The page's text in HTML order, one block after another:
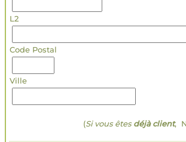
L2
Code Postal
Ville
(Si vous êtesdéjà client,